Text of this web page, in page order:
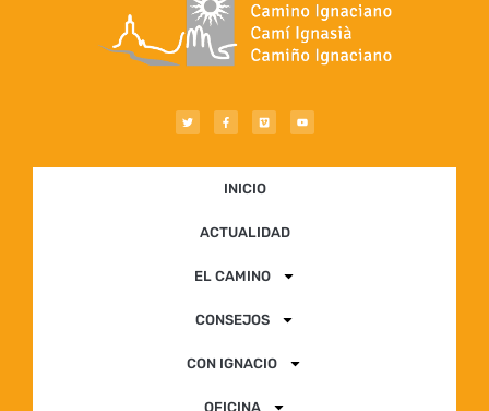
INICIO
ACTUALIDAD
EL CAMINO
CONSEJOS
CON IGNACIO
OFICINA